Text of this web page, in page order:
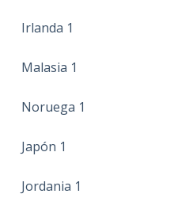
Irlanda 1
Malasia 1
Noruega 1
Japón 1
Jordania 1